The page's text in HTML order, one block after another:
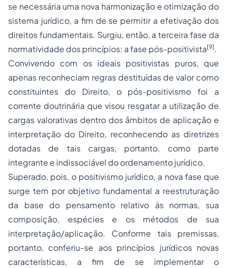
se necessária uma nova harmonização e otimização do
sistema jurídico, a fim de se permitir a efetivação dos
direitos fundamentais. Surgiu, então, a terceira fase da
normatividade dos princípios: a fase pós-positivista[9].
Convivendo com os ideais positivistas puros, que
apenas reconheciam regras destituídas de valor como
constituintes do Direito, o pós-positivismo foi a
corrente doutrinária que visou resgatar a utilização de
cargas valorativas dentro dos âmbitos de aplicação e
interpretação do Direito, reconhecendo as diretrizes
dotadas de tais cargas, portanto, como parte
integrante e indissociável do ordenamento jurídico.
Superado, pois, o positivismo jurídico, a nova fase que
surge tem por objetivo fundamental a reestruturação
da base do pensamento relativo às normas, sua
composição, espécies e os métodos de sua
interpretação/aplicação. Conforme tais premissas,
portanto, conferiu-se aos princípios jurídicos novas
características, a fim de se implementar o